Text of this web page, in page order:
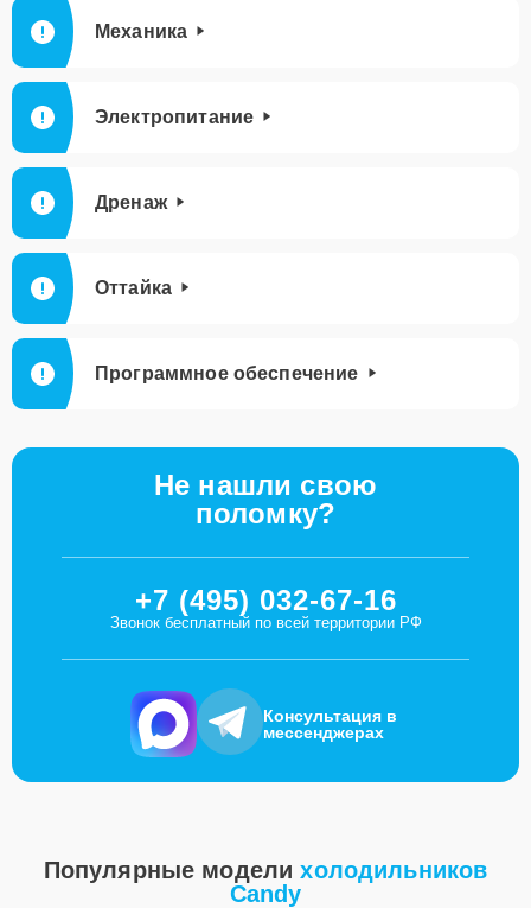
Механика
Электропитание
Дренаж
Оттайка
Программное обеспечение
Не нашли свою
поломку?
+7 (495) 032-67-16
Звонок бесплатный по всей территории РФ
Консультация в
мессенджерах
Популярные моделихолодильников
Candy